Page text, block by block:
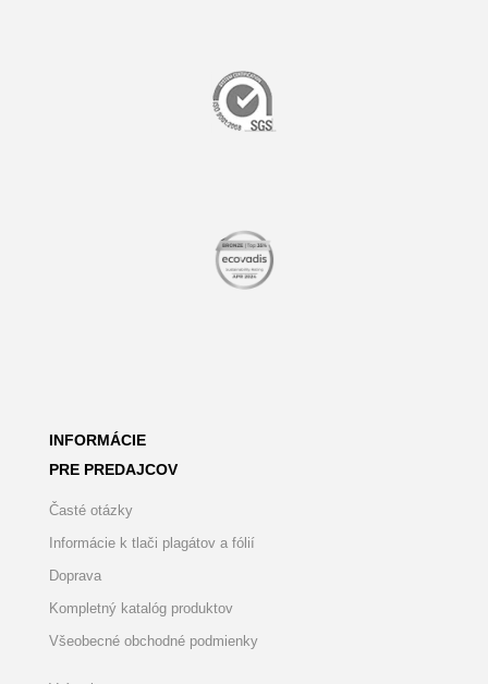
INFORMÁCIE
PRE PREDAJCOV
Časté otázky
Informácie k tlači plagátov a fólií
Doprava
Kompletný katalóg produktov
Všeobecné obchodné podmienky